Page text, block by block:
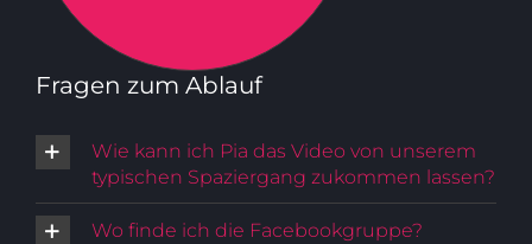
Fragen zum Ablauf
Wie kann ich Pia das Video von unserem
typischen Spaziergang zukommen lassen?
Wo finde ich die Facebookgruppe?